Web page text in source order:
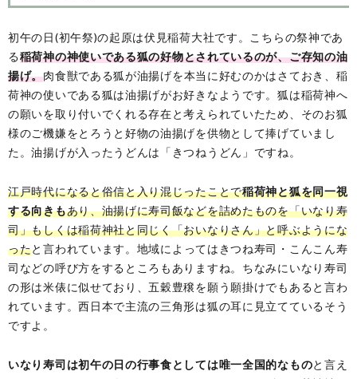
初午の日(初午祭)の起原は伏見稲荷大社です。こちらの祭神であ
る稲荷神の神使いである狐の好物とされているのが、ご存知の油
揚げ。肉食獣である狐が油揚げを本当に好むのかはさておき、稲
荷神の使いである狐は油揚げがお好きなようです。狐は稲荷神へ
の願いを取り付いでくれる存在と考えられていたため、そのお狐
様のご機嫌をとろうと好物の油揚げを供物として捧げていまし
た。油揚げが入ったうどんは「きつねうどん」ですね。
江戸時代になると俗信と入り混じったことで稲荷神と狐を同一視
する向きもあり、油揚げに寿司飯などを詰めたものを「いなり寿
司」もしくは稲荷神社と同じく「おいなりさん」と呼ぶようにな
ったと言われています。地域によってはきつね寿司・こんこん寿
司などの呼び方をするところもありますね。ちなみにいなり寿司
の形は米俵に似せており、五穀豊穣を願う願掛けでもあると言わ
れています。西日本で主流の三角形は狐の耳に見立てているそう
ですよ。
いなり寿司は初午の日の行事食としては唯一全国的なものと言え